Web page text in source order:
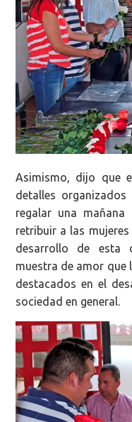
Asimismo, dijo que
detalles
regalar una
retribuir a las
desarrollo de esta
muestra de amor que
destacados en el
sociedad en general.